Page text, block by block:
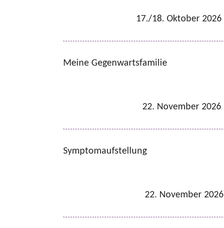
17./18. Oktober 2026
Meine Gegenwartsfamilie
22. November 2026
Symptomaufstellung
22. November 2026